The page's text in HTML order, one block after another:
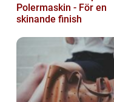
Polermaskin - För en
skinande finish